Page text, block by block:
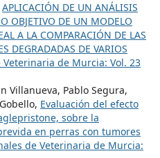
APLICACIÓN DE UN ANÁLISIS
OBJETIVO DE UN MODELO
A LA COMPARACIÓN DE LAS
DEGRADADAS DE VARIOS
Veterinaria de Murcia: Vol. 23
Villanueva, Pablo Segura,
Evaluación del efecto
sobre la
en perras con tumores
de Veterinaria de Murcia: